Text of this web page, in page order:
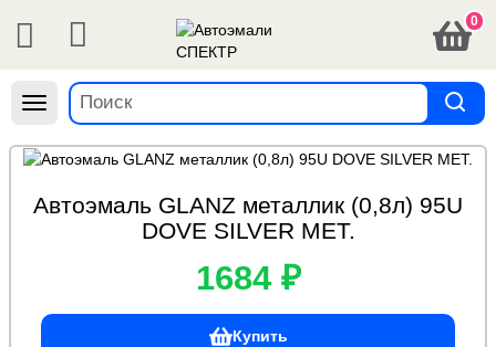
0
Навигация
Автоэмаль GLANZ металлик (0,8л) 95U
DOVE SILVER MET.
1684 ₽
Купить